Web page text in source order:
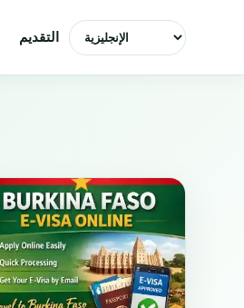
التقديم اختر اللغة